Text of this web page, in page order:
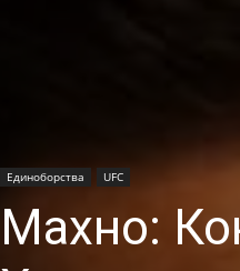
Единоборства UFC
Махно: